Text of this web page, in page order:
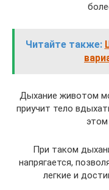
Читайте также:
Дыхание животом
приучит тело
этом
При таком
напрягается,
легкие и